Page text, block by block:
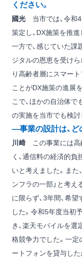
ください。
國光 当市では、令和4
策定し、DX施策を推
一方で、感じていた課
ジタルの恩恵を受け
り高齢者層にスマー
ことがDX施策の進展
こで、ほかの自治体で
の実施を当市でも検討
―事業の設計は、ど
川﨑 この事業には高
く、通信料の経済的
いと考えました。また
ンフラの一部」と考え
に限らず、3年間、希
した。令和5年度当初
き、楽天モバイルを選
格競争力でした。一
ートフォンを貸与し